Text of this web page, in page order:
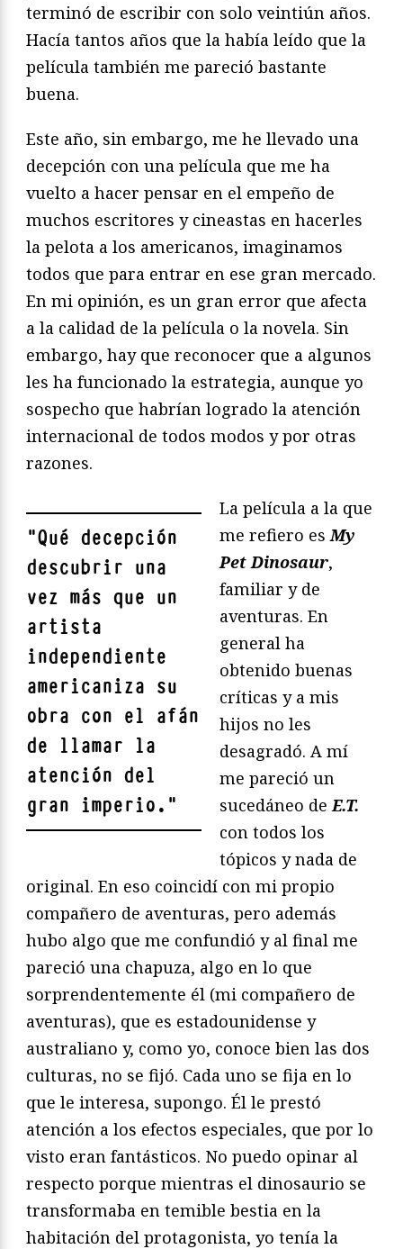
terminó de escribir con solo veintiún años.
Hacía tantos años que la había leído que la
película también me pareció bastante
buena.
Este año, sin embargo, me he llevado una
decepción con una película que me ha
vuelto a hacer pensar en el empeño de
muchos escritores y cineastas en hacerles
la pelota a los americanos, imaginamos
todos que para entrar en ese gran mercado.
En mi opinión, es un gran error que afecta
a la calidad de la película o la novela. Sin
embargo, hay que reconocer que a algunos
les ha funcionado la estrategia, aunque yo
sospecho que habrían logrado la atención
internacional de todos modos y por otras
razones.
"Qué decepción
descubrir una
vez más que un
artista
independiente
americaniza su
obra con el afán
de llamar la
atención del
gran imperio. "
La película a la que
me refiero es My
Pet Dinosaur,
familiar y de
aventuras. En
general ha
obtenido buenas
críticas y a mis
hijos no les
desagradó. A mí
me pareció un
sucedáneo de E.T.
con todos los
tópicos y nada de
original. En eso coincidí con mi propio
compañero de aventuras, pero además
hubo algo que me confundió y al final me
pareció una chapuza, algo en lo que
sorprendentemente él (mi compañero de
aventuras), que es estadounidense y
australiano y, como yo, conoce bien las dos
culturas, no se fijó. Cada uno se fija en lo
que le interesa, supongo. Él le prestó
atención a los efectos especiales, que por lo
visto eran fantásticos. No puedo opinar al
respecto porque mientras el dinosaurio se
transformaba en temible bestia en la
habitación del protagonista, yo tenía la